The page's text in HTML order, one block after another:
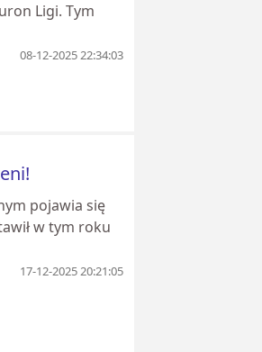
Ligi. Tym
08-12-2025 22:34:03
pojawia się
w tym roku
17-12-2025 20:21:05